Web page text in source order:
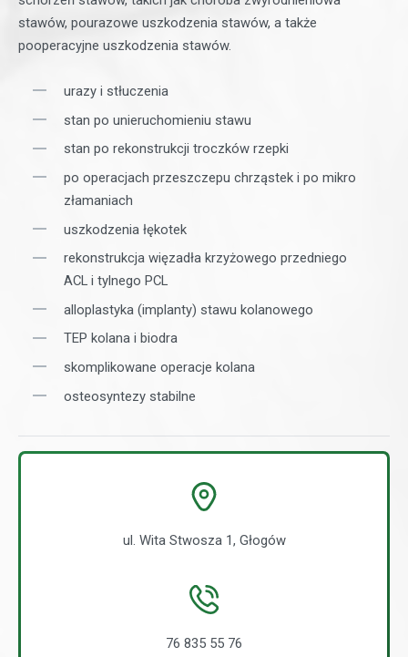
stawów, pourazowe uszkodzenia stawów, a także
pooperacyjne uszkodzenia stawów.
urazy i stłuczenia
stan po unieruchomieniu stawu
stan po rekonstrukcji troczków rzepki
po operacjach przeszczepu chrząstek i po mikro
złamaniach
uszkodzenia łękotek
rekonstrukcja więzadła krzyżowego przedniego
ACL i tylnego PCL
alloplastyka (implanty) stawu kolanowego
TEP kolana i biodra
skomplikowane operacje kolana
osteosyntezy stabilne
ul. Wita Stwosza 1, Głogów
76 835 55 76